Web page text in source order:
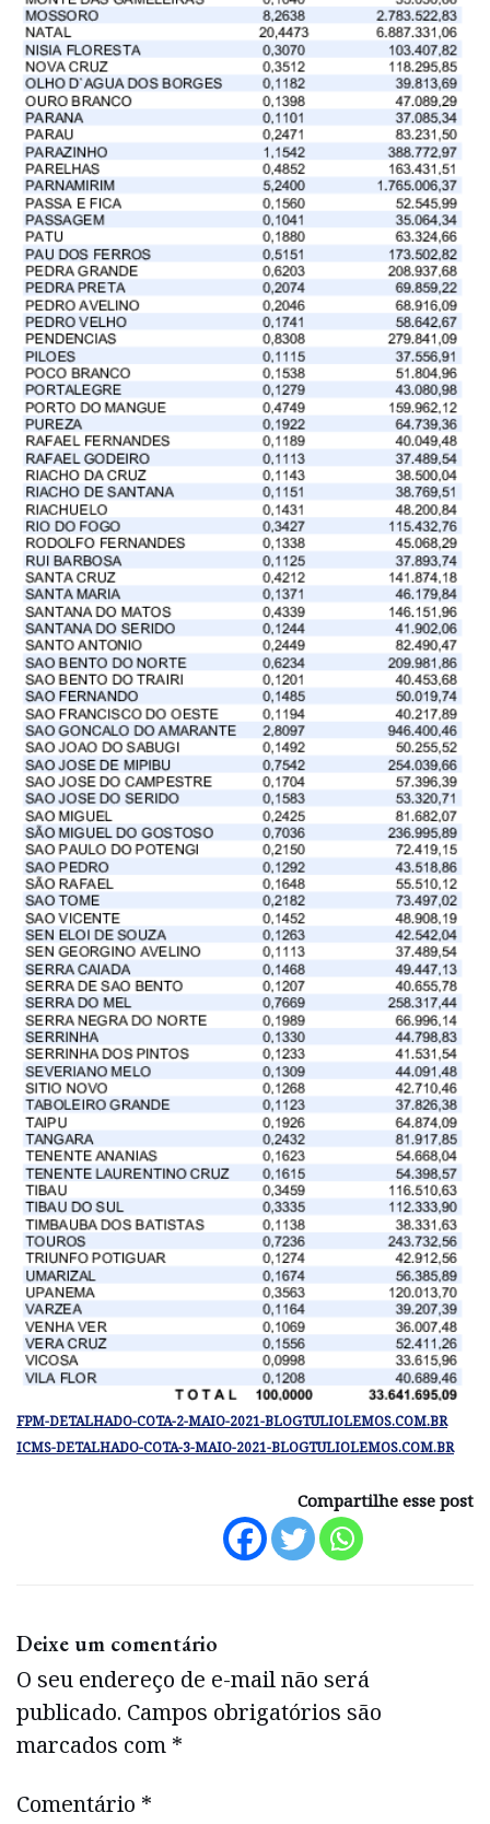
FPM-DETALHADO-COTA-2-MAIO-2021-BLOGTULIOLEMOS.COM.BR
ICMS-DETALHADO-COTA-3-MAIO-2021-BLOGTULIOLEMOS.COM.BR
Compartilhe esse post
Deixe um comentário
O seu endereço de e-mail não será
publicado. Campos obrigatórios são
marcados com *
Comentário *